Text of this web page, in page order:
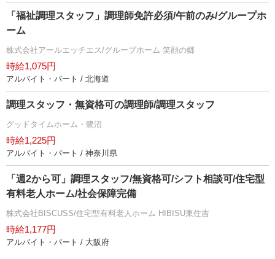
「福祉調理スタッフ」調理師免許必須/午前のみ/グループホ
ーム
株式会社アールエッチエス/グループホーム 笑顔の郷
時給1,075円
アルバイト・パート / 北海道
調理スタッフ・無資格可の調理師/調理スタッフ
グッドタイムホーム・鷺沼
時給1,225円
アルバイト・パート / 神奈川県
「週2から可」調理スタッフ/無資格可/シフト相談可/住宅型
有料老人ホーム/社会保障完備
株式会社BISCUSS/住宅型有料老人ホーム HIBISU東住吉
時給1,177円
アルバイト・パート / 大阪府